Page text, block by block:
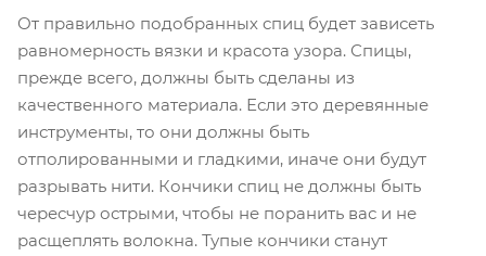
От правильно подобранных спиц будет зависеть
равномерность вязки и красота узора. Спицы,
прежде всего, должны быть сделаны из
качественного материала. Если это деревянные
инструменты, то они должны быть
отполированными и гладкими, иначе они будут
разрывать нити. Кончики спиц не должны быть
чересчур острыми, чтобы не поранить вас и не
расщеплять волокна. Тупые кончики станут